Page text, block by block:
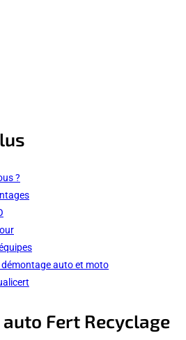
?
démontage auto et moto
Fert Recyclage